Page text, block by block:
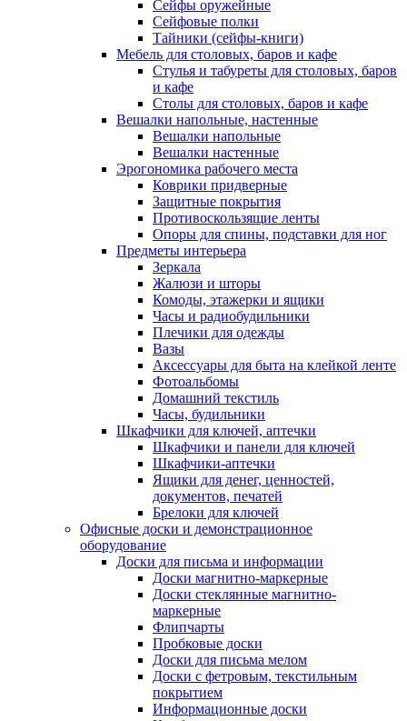
Сейфы оружейные
Сейфовые полки
Тайники (сейфы-книги)
Мебель для столовых, баров и кафе
Стулья и табуреты для столовых, баров
и кафе
Столы для столовых, баров и кафе
Вешалки напольные, настенные
Вешалки напольные
Вешалки настенные
Эрогономика рабочего места
Коврики придверные
Защитные покрытия
Противоскользящие ленты
Опоры для спины, подставки для ног
Предметы интерьера
Зеркала
Жалюзи и шторы
Комоды, этажерки и ящики
Часы и радиобудильники
Плечики для одежды
Вазы
Аксессуары для быта на клейкой ленте
Фотоальбомы
Домашний текстиль
Часы, будильники
Шкафчики для ключей, аптечки
Шкафчики и панели для ключей
Шкафчики-аптечки
Ящики для денег, ценностей,
документов, печатей
Брелоки для ключей
Офисные доски и демонстрационное
оборудование
Доски для письма и информации
Доски магнитно-маркерные
Доски стеклянные магнитно-
маркерные
Флипчарты
Пробковые доски
Доски для письма мелом
Доски с фетровым, текстильным
покрытием
Информационные доски